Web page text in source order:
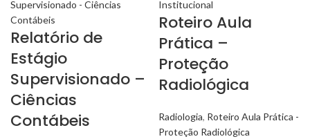
Relatório de
Estágio
Supervisionado –
Ciências
Contábeis
Roteiro Aula
Prática –
Proteção
Radiológica
Radiologia, Roteiro Aula Prática -
Proteção Radiológica